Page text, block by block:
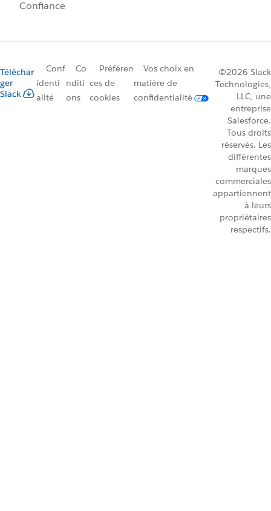
Confiance
Téléchar
ger
Slack
Conf
identi
alité
Co
nditi
ons
Préféren
ces de
cookies
Vos choix en
matière de
confidentialité
©2026 Slack
Technologies,
LLC, une
entreprise
Salesforce.
Tous droits
réservés. Les
différentes
marques
commerciales
appartiennent
à leurs
propriétaires
respectifs.